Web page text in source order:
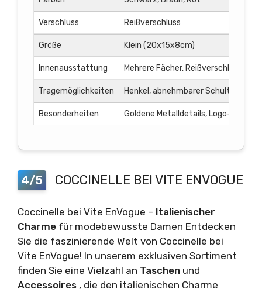
Verschluss Reißverschluss
Größe Klein (20x15x8cm)
Innenausstattung Mehrere Fächer,
Tragemöglichkeiten Henkel, abnehmbarer Schultergurt
Besonderheiten Goldene Metalldetails, Logo-Prägung
4/5 COCCINELLE BEI VITE ENVOGUE
Coccinelle bei Vite EnVogue – Italienischer
Charme für modebewusste Damen Entdecken
Sie die faszinierende Welt von Coccinelle bei
Vite EnVogue! In unserem exklusiven Sortiment
finden Sie eine Vielzahl an Taschen und
Accessoires , die den italienischen Charme